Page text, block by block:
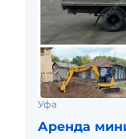
Уфа
Аренда